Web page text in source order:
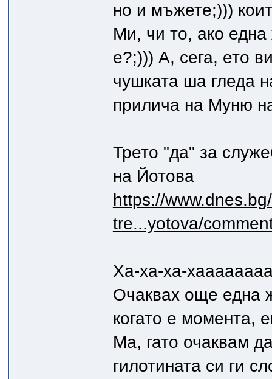
но и мъжете;)))
Ми, чи то, ако една
е?;))) А, сега, ето
чушката ша гледа
прилича на Муню
Трето "да" за
на Йотова
https://
tre...yotova/
Ха-ха-ха-
Очаквах още една
когато е момента,
Ма, гато очаквам
гилотината си ги